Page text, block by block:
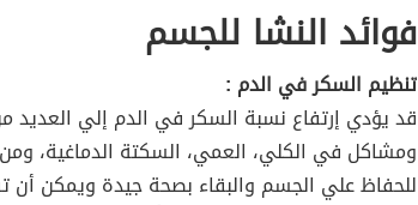
فوائد النشا للجسم
تنظيم السكر في الدم :
قد يؤدي إرتفاع نسبة السكر في الدم إلي
ومشاكل في الكلي، العمي، السكتة الدماغية،
للحفاظ علي الجسم والبقاء بصحة جيدة ويمكن